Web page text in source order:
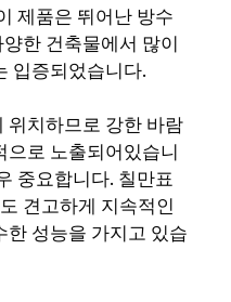
제품은 뛰어난 방수
한 건축물에서 많이
입증되었습니다.
위치하므로 강한 바람
으로 노출되어있습니
중요합니다. 칠만표
견고하게 지속적인
한 성능을 가지고 있습